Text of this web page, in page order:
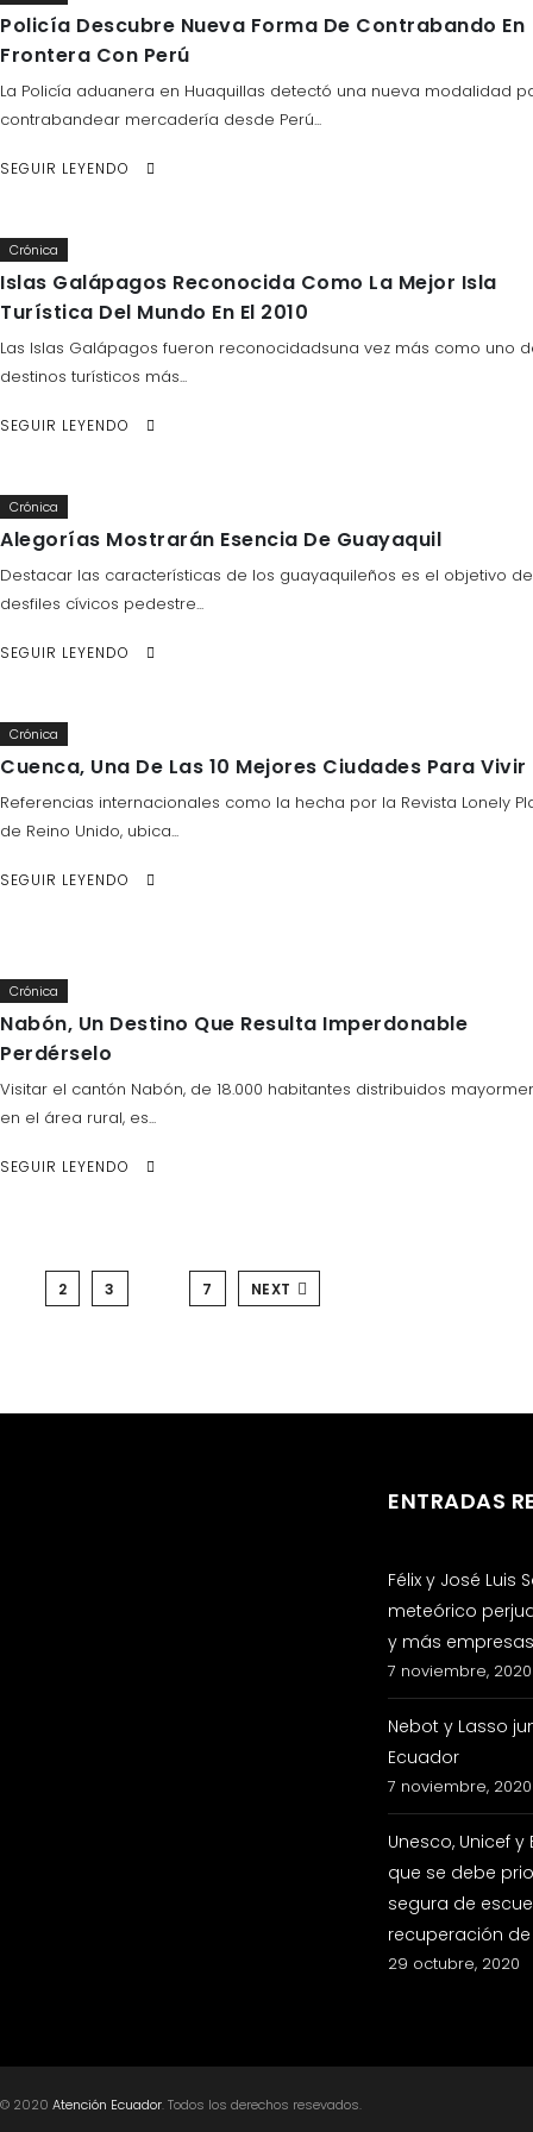
Policía Descubre Nueva Forma De Contrabando En
Frontera Con Perú
La Policía aduanera en Huaquillas detectó una nueva modalidad
contrabandear mercadería desde Perú...
SEGUIR LEYENDO
Crónica
Islas Galápagos Reconocida Como La Mejor Isla
Turística Del Mundo En El 2010
Las Islas Galápagos fueron reconocidadsuna vez más como uno
destinos turísticos más...
SEGUIR LEYENDO
Crónica
Alegorías Mostrarán Esencia De Guayaquil
Destacar las características de los guayaquileños es el objetivo
desfiles cívicos pedestre...
SEGUIR LEYENDO
Crónica
Cuenca, Una De Las 10 Mejores Ciudades Para Vivir
Referencias internacionales como la hecha por la Revista Lonely
de Reino Unido, ubica...
SEGUIR LEYENDO
Crónica
Nabón, Un Destino Que Resulta Imperdonable
Perdérselo
Visitar el cantón Nabón, de 18.000 habitantes distribuidos
en el área rural, es...
SEGUIR LEYENDO
2 3 7 NEXT
ENTRADAS
Félix y José Luis
meteórico
y más
7 noviembre, 2020
Nebot y Lasso
Ecuador
7 noviembre, 2020
Unesco, Unicef
que se debe
segura de
recuperación
29 octubre, 2020
© 2020 Atención Ecuador. Todos los derechos resevados.